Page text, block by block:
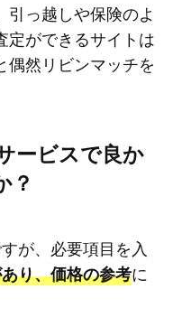
っ越しや保険のよ
定ができるサイトは
偶然リビンマッチを
ービスで良か
？
が、必要項目を入
り、価格の参考に